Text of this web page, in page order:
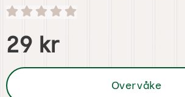
Handle dette produktet, Juleskort
pris
29 kr
Overvåke